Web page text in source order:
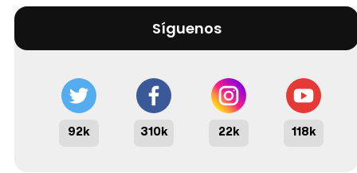
Síguenos
92k 310k 22k 118k